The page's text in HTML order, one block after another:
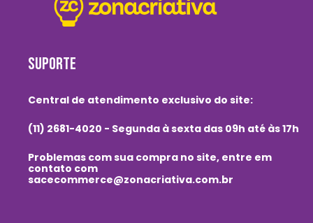
SUPORTE
Central de atendimento exclusivo do site:
(11) 2681-4020 - Segunda à sexta das 09h até às 17h
Problemas com sua compra no site, entre em
contato com
sacecommerce@zonacriativa.com.br